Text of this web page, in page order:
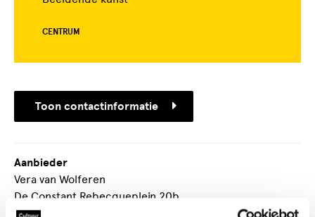
CENTRUM
Toon contactinformatie
Aanbieder
Vera van Wolferen
De Constant Rebecqueplein 20b
2518RA Den Haag